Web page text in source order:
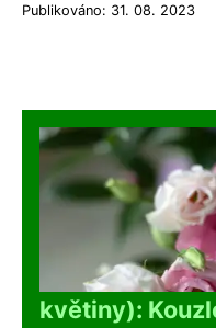
Publikováno: 31. 08. 2023
květiny):